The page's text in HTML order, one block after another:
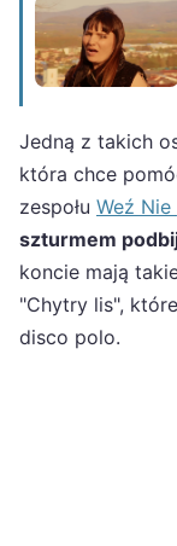
Jedną z takich
która chce
zespołu Weź
szturmem
koncie mają
"Chytry lis",
disco polo.